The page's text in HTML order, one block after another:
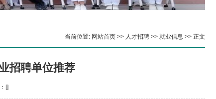
当前位置: 网站首页 >> 人才招聘 >> 就业信息 >> 正文
招聘单位推荐
[]